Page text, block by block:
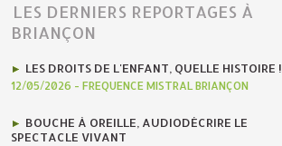
LES DERNIERS REPORTAGES À
BRIANÇON
LES DROITS DE L'ENFANT, QUELLE HISTOIRE !
12/05/2026 - FREQUENCE MISTRAL BRIANÇON
BOUCHE À OREILLE, AUDIODÉCRIRE LE
SPECTACLE VIVANT